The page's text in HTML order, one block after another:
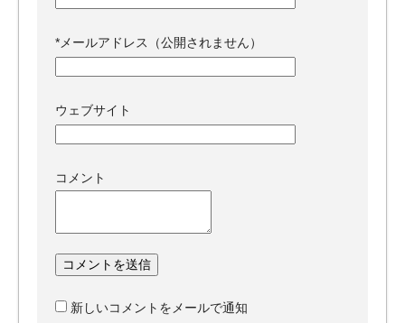
* メールアドレス（公開されません）
ウェブサイト
コメント
新しいコメントをメールで通知